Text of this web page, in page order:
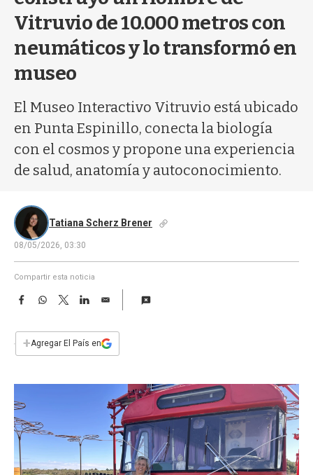
e
Vitruvio de 10.000 metros con
neumáticos y lo transformó en
museo
El Museo Interactivo Vitruvio está ubicado
en Punta Espinillo, conecta la biología
con el cosmos y propone una experiencia
de salud, anatomía y autoconocimiento.
Tatiana Scherz Brener
08/05/2026, 03:30
Compartir esta noticia
F
e
b
W
s
T
w
t
L
E
i
l
+Agregar El País en